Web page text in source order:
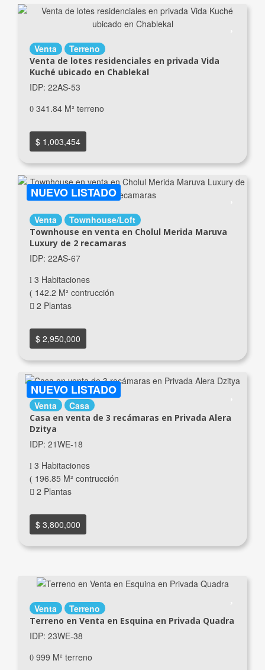
Venta Terreno
Venta de lotes residenciales en privada Vida
Kuché ubicado en Chablekal
IDP: 22AS-53
341.84 M² terreno
$ 1,003,454
NUEVO LISTADO
Venta Townhouse/Loft
Townhouse en venta en Cholul Merida Maruva
Luxury de 2 recamaras
IDP: 22AS-67
3 Habitaciones
142.2 M² contrucción
2 Plantas
$ 2,950,000
NUEVO LISTADO
Venta Casa
Casa en venta de 3 recámaras en Privada Alera
Dzitya
IDP: 21WE-18
3 Habitaciones
196.85 M² contrucción
2 Plantas
$ 3,800,000
Venta Terreno
Terreno en Venta en Esquina en Privada Quadra
IDP: 23WE-38
999 M² terreno